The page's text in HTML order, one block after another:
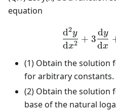
equation
dx2
d2y
+ 3
dx
dy
(1) Obtain the solution
for arbitrary constants.
(2) Obtain the solution
base of the natural